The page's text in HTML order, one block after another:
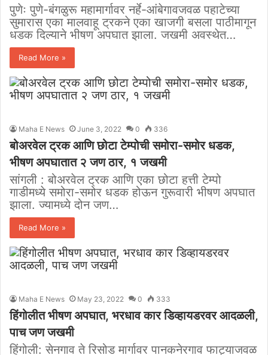
पुणेः पुणे-बंगळुरू महामार्गावर नर्हे-आंबेगावजवळ पहाटेच्या
सुमारास एका मालवाहू ट्रकने एका खाजगी बसला पाठीमागून
धडक दिल्याने भीषण अपघात झाला. जखमी अवस्थेत…
Read More »
Maha E News June 3, 2022 0 336
बोअरवेल ट्रक आणि छोटा टेम्पोची समोरा-समोर धडक,
भीषण अपघातात २ जण ठार, १ जखमी
सांगली : बोअरवेल ट्रक आणि एका छोटा हत्ती टेम्पो
गाडीमध्ये समोरा-समोर धडक होऊन गुरूवारी भीषण अपघात
झाला. ज्यामध्ये दोन जण…
Read More »
Maha E News May 23, 2022 0 333
हिंगोलीत भीषण अपघात, भरधाव कार डिव्हायडरवर आदळली,
पाच जण जखमी
हिंगोली: सेनगाव ते रिसोड मार्गावर पानकनेरगाव फाट्याजवळ